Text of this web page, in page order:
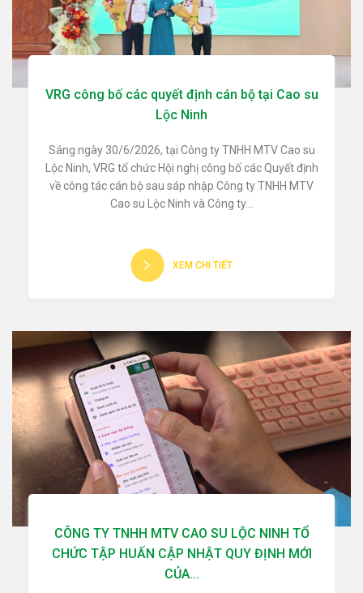
VRG công bố các quyết định cán bộ tại Cao su
Lộc Ninh
Sáng ngày 30/6/2026, tại Công ty TNHH MTV Cao su
Lộc Ninh, VRG tổ chức Hội nghị công bố các Quyết định
về công tác cán bộ sau sáp nhập Công ty TNHH MTV
Cao su Lộc Ninh và Công ty...
XEM CHI TIẾT
CÔNG TY TNHH MTV CAO SU LỘC NINH TỔ
CHỨC TẬP HUẤN CẬP NHẬT QUY ĐỊNH MỚI
CỦA...